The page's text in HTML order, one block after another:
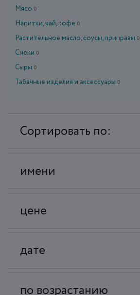
Мясо 0
Напитки, чай, кофе 0
Растительное масло, соусы, приправы 0
Снеки 0
Сыры 0
Табачные изделия и аксессуары 0
Сортировать по:
имени
цене
дате
по возрастанию